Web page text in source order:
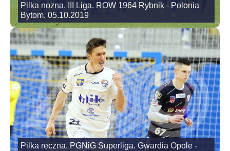
Pilka nozna. III Liga. ROW 1964 Rybnik - Polonia
Bytom. 05.10.2019
Pilka reczna. PGNiG Superliga. Gwardia Opole -